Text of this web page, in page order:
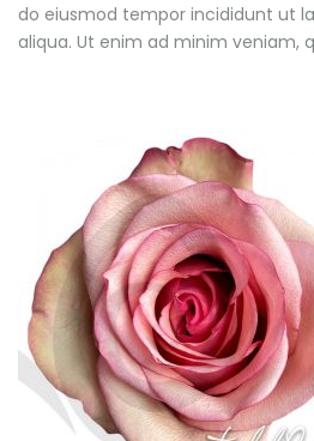
do eiusmod tempor incididunt ut
aliqua. Ut enim ad minim veniam,